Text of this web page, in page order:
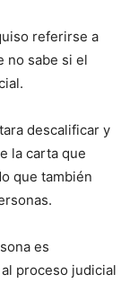
referirse a
no sabe si el
descalificar y
la carta que
que también
es
proceso judicial